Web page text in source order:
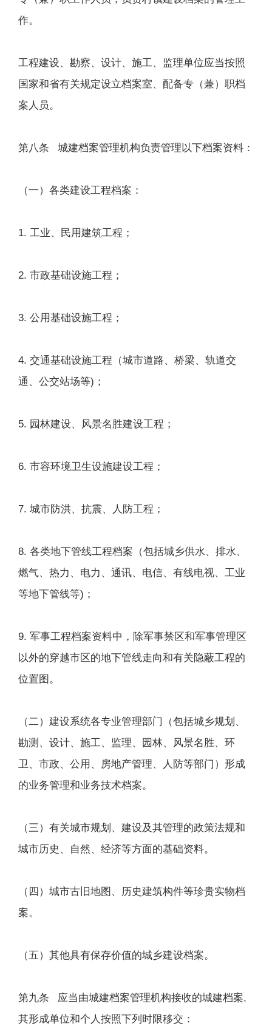
作。
工程建设、勘察、设计、施工、监理单位应当按照
国家和省有关规定设立档案室、配备专（兼）职档
案人员。
第八条 城建档案管理机构负责管理以下档案资料：
（一）各类建设工程档案：
1. 工业、民用建筑工程；
2. 市政基础设施工程；
3. 公用基础设施工程；
4. 交通基础设施工程（城市道路、桥梁、轨道交
通、公交站场等)；
5. 园林建设、风景名胜建设工程；
6. 市容环境卫生设施建设工程；
7. 城市防洪、抗震、人防工程；
8. 各类地下管线工程档案（包括城乡供水、排水、
燃气、热力、电力、通讯、电信、有线电视、工业
等地下管线等)；
9. 军事工程档案资料中，除军事禁区和军事管理区
以外的穿越市区的地下管线走向和有关隐蔽工程的
位置图。
（二）建设系统各专业管理部门（包括城乡规划、
勘测、设计、施工、监理、园林、风景名胜、环
卫、市政、公用、房地产管理、人防等部门）形成
的业务管理和业务技术档案。
（三）有关城市规划、建设及其管理的政策法规和
城市历史、自然、经济等方面的基础资料。
（四）城市古旧地图、历史建筑构件等珍贵实物档
案。
（五）其他具有保存价值的城乡建设档案。
第九条 应当由城建档案管理机构接收的城建档案,
其形成单位和个人按照下列时限移交：